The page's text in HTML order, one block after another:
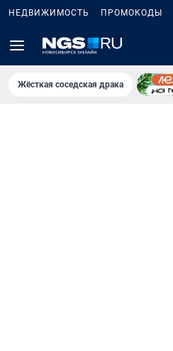
НЕДВИЖИМОСТЬ ПРОМОКОДЫ
Жёсткая соседская драка